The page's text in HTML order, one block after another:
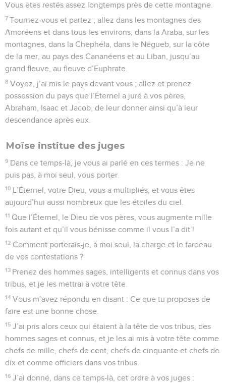
Vous êtes restés assez longtemps près de cette montagne.
7 Tournez-vous et partez ; allez dans les montagnes des
Amoréens et dans tous les environs, dans la Araba, sur les
montagnes, dans la Chephéla, dans le Négueb, sur la côte
de la mer, au pays des Cananéens et au Liban, jusqu’au
grand fleuve, au fleuve d’Euphrate.
8 Voyez, j’ai mis le pays devant vous ; allez et prenez
possession du pays que l’Éternel a juré à vos pères,
Abraham, Isaac et Jacob, de leur donner ainsi qu’à leur
descendance après eux.
Moïse institue des juges
9 Dans ce temps-là, je vous ai parlé en ces termes : Je ne
puis pas, à moi seul, vous porter.
10 L’Éternel, votre Dieu, vous a multipliés, et vous êtes
aujourd’hui aussi nombreux que les étoiles du ciel.
11 Que l’Éternel, le Dieu de vos pères, vous augmente mille
fois autant et qu’il vous bénisse comme il vous l’a dit !
12 Comment porterais-je, à moi seul, la charge et le fardeau
de vos contestations ?
13 Prenez des hommes sages, intelligents et connus dans vos
tribus, et je les mettrai à votre tête.
14 Vous m’avez répondu en disant : Ce que tu proposes de
faire est une bonne chose.
15 J’ai pris alors ceux qui étaient à la tête de vos tribus, des
hommes sages et connus, et je les ai mis à votre tête comme
chefs de mille, chefs de cent, chefs de cinquante et chefs de
dix et comme officiers dans vos tribus.
16 J’ai donné, dans ce temps-là, cet ordre à vos juges :